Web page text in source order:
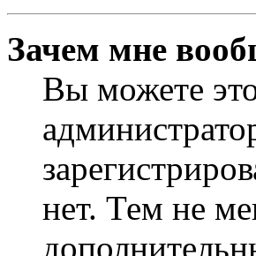
Зачем мне
Вы можете
нет. Тем не